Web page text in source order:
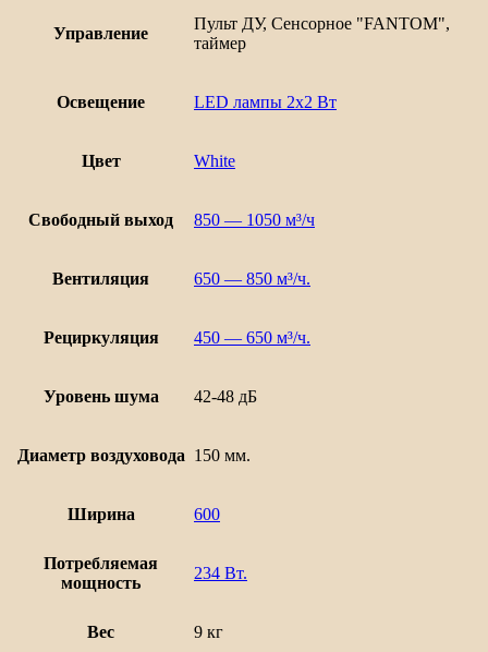
Управление
Пульт ДУ, Сенсорное "FANTOM",
таймер
Освещение LED лампы 2х2 Вт
Цвет White
Свободный выход 850 — 1050 м³/ч
Вентиляция 650 — 850 м³/ч.
Рециркуляция 450 — 650 м³/ч.
Уровень шума 42-48 дБ
Диаметр воздуховода 150 мм.
Ширина 600
Потребляемая
мощность
234 Вт.
Вес 9 кг